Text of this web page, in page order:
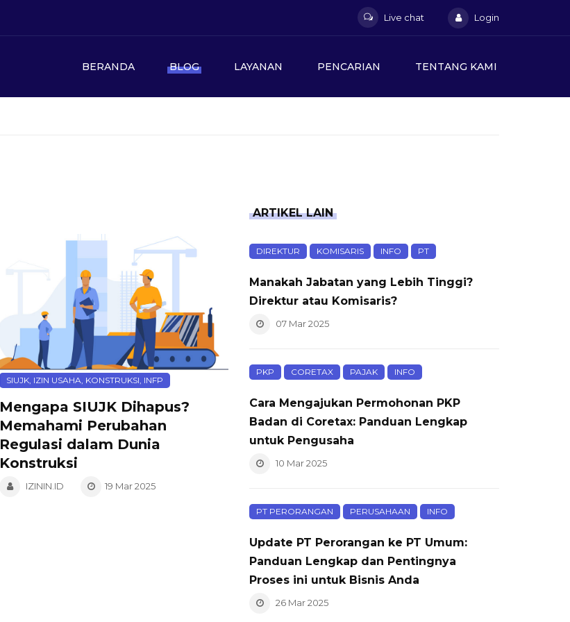
Live chat Login
BERANDA BLOG LAYANAN PENCARIAN TENTANG KAMI
SIUJK, IZIN USAHA, KONSTRUKSI, INFP
Mengapa SIUJK Dihapus?
Memahami Perubahan
Regulasi dalam Dunia
Konstruksi
IZININ.ID 19 Mar 2025
ARTIKEL LAIN
DIREKTUR KOMISARIS INFO PT
Manakah Jabatan yang Lebih Tinggi?
Direktur atau Komisaris?
07 Mar 2025
PKP CORETAX PAJAK INFO
Cara Mengajukan Permohonan PKP
Badan di Coretax: Panduan Lengkap
untuk Pengusaha
10 Mar 2025
PT PERORANGAN PERUSAHAAN INFO
Update PT Perorangan ke PT Umum:
Panduan Lengkap dan Pentingnya
Proses ini untuk Bisnis Anda
26 Mar 2025